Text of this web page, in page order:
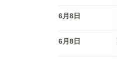
6月8日
6月8日